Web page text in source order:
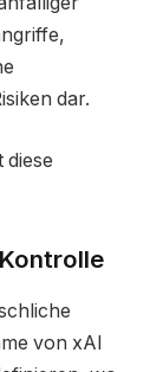
dar.
diese
von xAI